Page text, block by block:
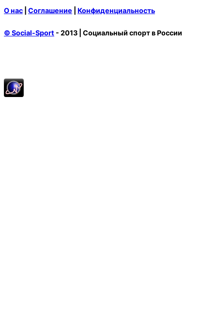
О нас Соглашение Конфиденциальность
© Social-Sport - 2013 | Социальный спорт в России